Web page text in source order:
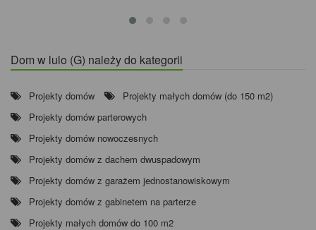
Dom w lulo (G) należy do kategorii
Projekty domów
Projekty małych domów (do 150 m2)
Projekty domów parterowych
Projekty domów nowoczesnych
Projekty domów z dachem dwuspadowym
Projekty domów z garażem jednostanowiskowym
Projekty domów z gabinetem na parterze
Projekty małych domów do 100 m2